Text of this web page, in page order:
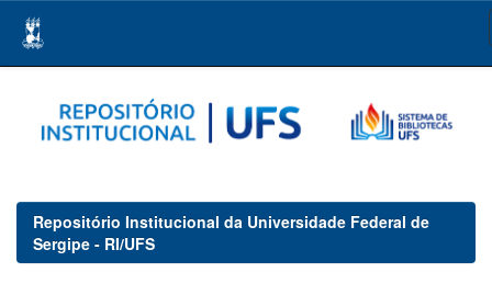
navigation
Repositório Institucional da Universidade Federal de
Sergipe - RI/UFS